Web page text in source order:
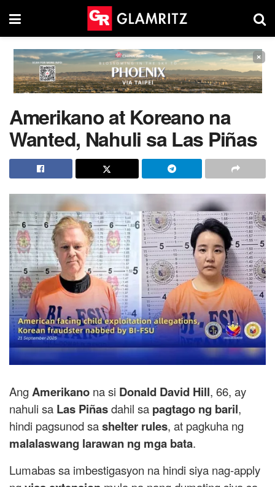
×
Amerikano at Koreano na
Wanted, Nahuli sa Las Piñas
AngAmerikano na si Donald David Hill, 66, ay
nahuli sa Las Piñasdahil sa pagtago ng baril,
hindi pagsunod sashelter rules, at pagkuha ng
malalaswang larawan ng mga bata.
Lumabas sa imbestigasyon na hindi siya nag-apply